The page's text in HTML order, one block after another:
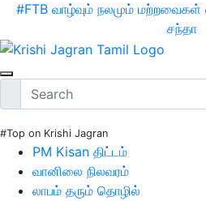
#FTB வாழ்வும் நலமும் மற்றவைகள்
சந்தா
#Top on Krishi Jagran
PM Kisan திட்டம்
வானிலை நிலவரம்
லாபம் தரும் தொழில்